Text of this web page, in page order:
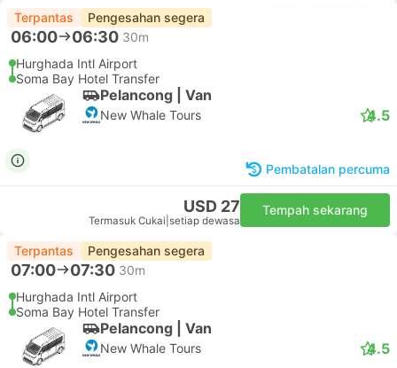
Terpantas Pengesahan segera
06:00 06:30 30m
Hurghada Intl Airport
Soma Bay Hotel Transfer
Pelancong | Van
New Whale Tours 4.5
Pembatalan percuma
USD 27
Termasuk Cukai setiap dewasa
Tempah sekarang
Terpantas Pengesahan segera
07:00 07:30 30m
Hurghada Intl Airport
Soma Bay Hotel Transfer
Pelancong | Van
New Whale Tours 4.5